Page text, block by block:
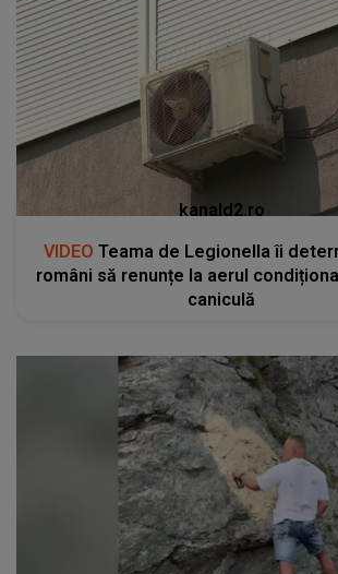
kanald2.ro
VIDEO Teama de Legionella îi
români să renunțe la aerul
caniculă